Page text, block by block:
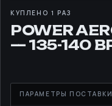
КУПЛЕНО 1 РАЗ
POWER
— 135-140